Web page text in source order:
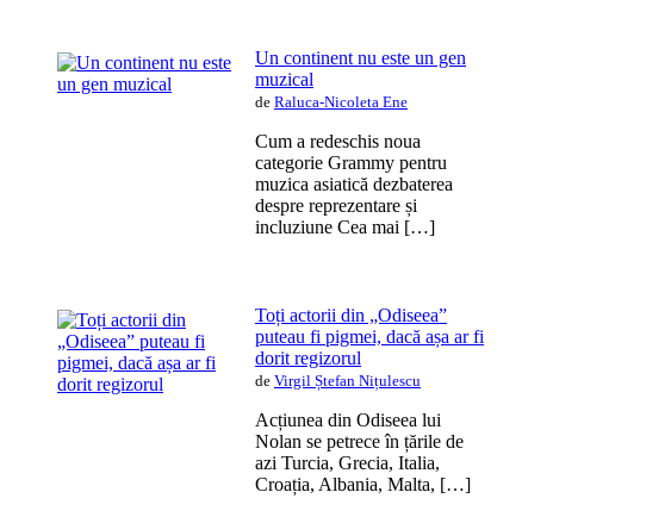
Un continent nu este un gen
muzical
de Raluca-Nicoleta Ene
Cum a redeschis noua
categorie Grammy pentru
muzica asiatică dezbaterea
despre reprezentare și
incluziune Cea mai […]
Toți actorii din „Odiseea”
puteau fi pigmei, dacă așa ar fi
dorit regizorul
de Virgil Ștefan Nițulescu
Acțiunea din Odiseea lui
Nolan se petrece în țările de
azi Turcia, Grecia, Italia,
Croația, Albania, Malta, […]